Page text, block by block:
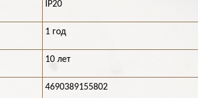
IP20
1 год
10 лет
4690389155802